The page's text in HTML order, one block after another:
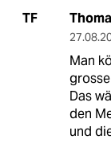
TF
Man
Das
den
und